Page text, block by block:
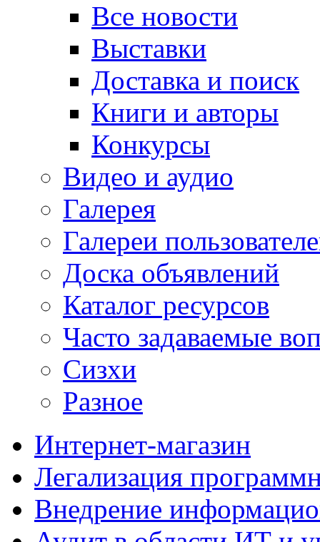
Все новости
Выставки
Доставка и поиск
Книги и авторы
Конкурсы
Видео и аудио
Галерея
Галереи
Доска объявлений
Каталог ресурсов
Часто задаваемые
Сизхи
Разное
Интернет-магазин
Легализация
Внедрение